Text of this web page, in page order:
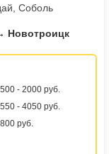
Соболь
Новотроицк
- 2000 руб.
- 4050 руб.
руб.